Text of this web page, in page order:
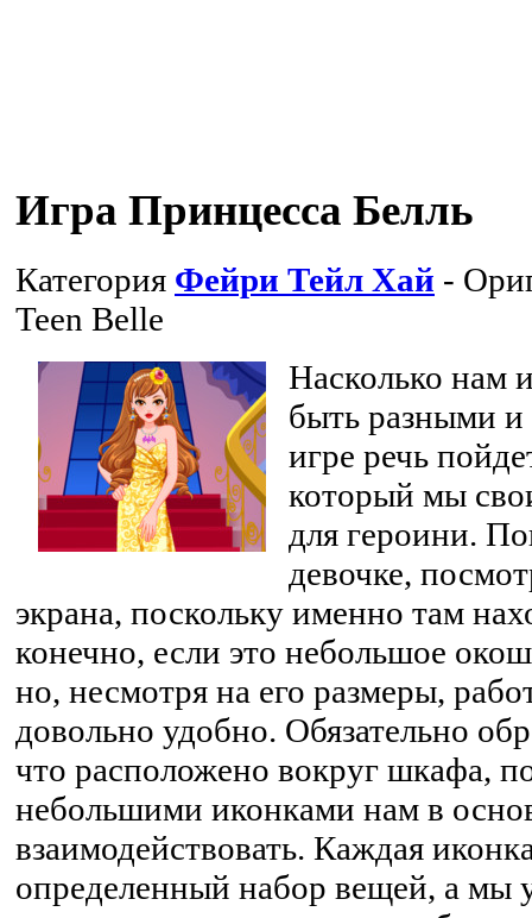
Игра Принцесса Белль
Категория Фейри Тейл Хай -
Teen Belle
Насколько нам
быть разными и
игре речь
который мы
для героини.
девочке,
экрана, поскольку именно там
конечно, если это небольшое
но, несмотря на его размеры,
довольно удобно. Обязательно
что расположено вокруг шкафа,
небольшими иконками нам в
взаимодействовать. Каждая
определенный набор вещей, а мы